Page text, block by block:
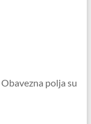
Obavezna polja su